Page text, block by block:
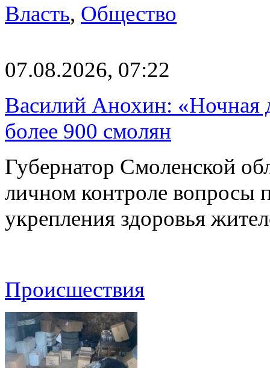
Власть, Общество
07.08.2026, 07:22
Василий Анохин: «Ночная
более 900 смолян
Губернатор Смоленской
личном контроле вопросы
укрепления здоровья
Происшествия